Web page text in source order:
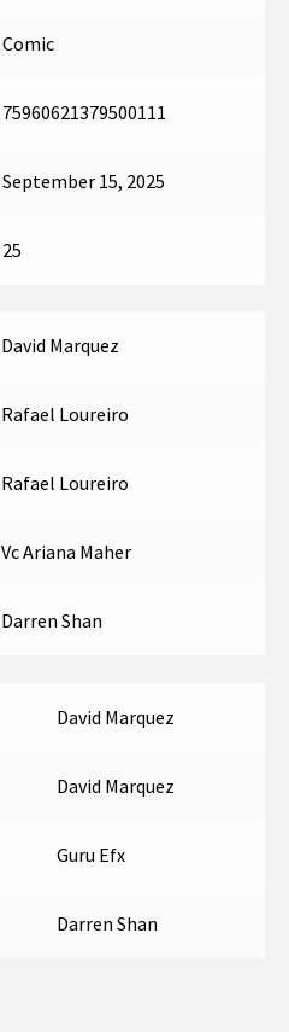
Comic
75960621379500111
September 15, 2025
25
David Marquez
Rafael Loureiro
Rafael Loureiro
Vc Ariana Maher
Darren Shan
David Marquez
David Marquez
Guru Efx
Darren Shan